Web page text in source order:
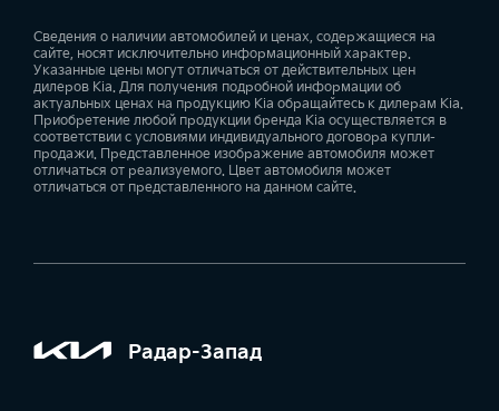
Сведения о наличии автомобилей и ценах, содержащиеся на
сайте, носят исключительно информационный характер.
Указанные цены могут отличаться от действительных цен
дилеров Kia. Для получения подробной информации об
актуальных ценах на продукцию Kia обращайтесь к дилерам Kia.
Приобретение любой продукции бренда Kia осуществляется в
соответствии с условиями индивидуального договора купли-
продажи. Представленное изображение автомобиля может
отличаться от реализуемого. Цвет автомобиля может
отличаться от представленного на данном сайте.
Радар-Запад